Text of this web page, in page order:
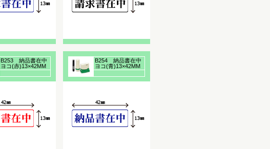
B253 納品書在中
ヨコ(赤)13×42MM
浸透印
B254 納品書在中
ヨコ(青)13×42MM
浸透印